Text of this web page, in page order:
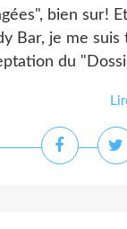
bien sur!
Bar, je me
du